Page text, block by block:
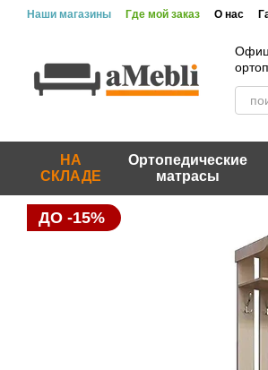
Перейти к основному контенту
Наши магазины Где мой заказ О нас
НА
СКЛАДЕ
Ортопедические
матрасы
ДО -15%